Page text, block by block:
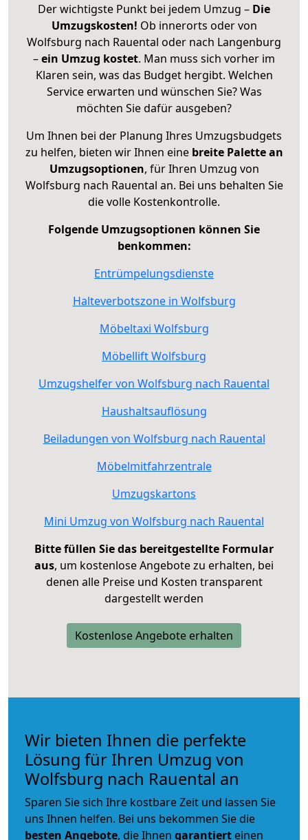
Der wichtigste Punkt bei jedem Umzug – Die
Umzugskosten! Ob innerorts oder von
Wolfsburg nach Rauental oder nach Langenburg
–ein Umzug kostet. Man muss sich vorher im
Klaren sein, was das Budget hergibt. Welchen
Service erwarten und wünschen Sie? Was
möchten Sie dafür ausgeben?
Um Ihnen bei der Planung Ihres Umzugsbudgets
zu helfen, bieten wir Ihnen eine breite Palette an
Umzugsoptionen, für Ihren Umzug von
Wolfsburg nach Rauental an. Bei uns behalten Sie
die volle Kostenkontrolle.
Folgende Umzugsoptionen können Sie
benkommen:
Entrümpelungsdienste
Halteverbotszone in Wolfsburg
Möbeltaxi Wolfsburg
Möbellift Wolfsburg
Umzugshelfer von Wolfsburg nach Rauental
Haushaltsauflösung
Beiladungen von Wolfsburg nach Rauental
Möbelmitfahrzentrale
Umzugskartons
Mini Umzug von Wolfsburg nach Rauental
Bitte füllen Sie das bereitgestellte Formular
aus, um kostenlose Angebote zu erhalten, bei
denen alle Preise und Kosten transparent
dargestellt werden
Kostenlose Angebote erhalten
Wir bieten Ihnen die perfekte
Lösung für Ihren Umzug von
Wolfsburg nach Rauental an
Sparen Sie sich Ihre kostbare Zeit und lassen Sie
uns Ihnen helfen. Bei uns bekommen Sie die
besten Angebote, die Ihnen garantiert einen